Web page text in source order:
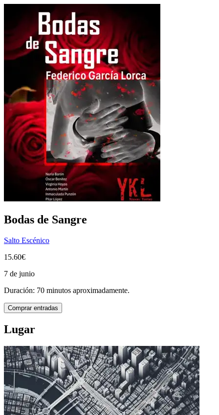
Bodas de Sangre
Salto Escénico
15.60€
7 de junio
Duración: 70 minutos aproximadamente.
Comprar entradas
Lugar